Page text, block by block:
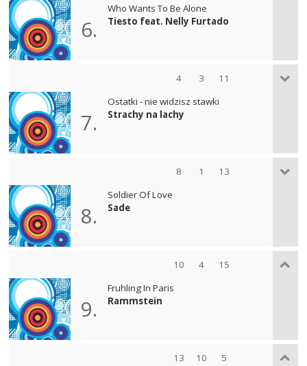
6.
Who Wants To Be Alone
Tiesto feat. Nelly Furtado
4 3 11
7.
Ostatki - nie widzisz stawki
Strachy na lachy
8 1 13
8.
Soldier Of Love
Sade
10 4 15
9.
Fruhling In Paris
Rammstein
13 10 5